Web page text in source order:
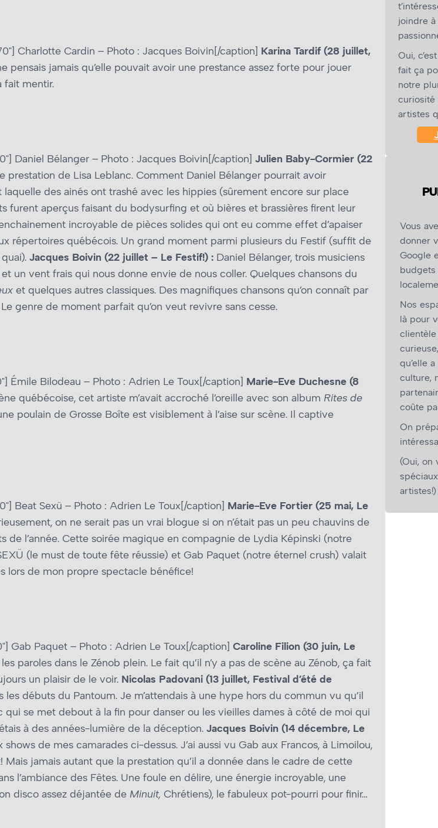
Charlotte Cardin – Photo : Jacques Boivin[/caption] Karina Tardif (28 juillet,
pensais jamais qu’elle pouvait avoir une prestance assez forte pour jouer
fait mentir.
Daniel Bélanger – Photo : Jacques Boivin[/caption] Julien Baby-Cormier (22
prestation de Lisa Leblanc. Comment Daniel Bélanger pourrait avoir
des ainés ont trashé avec les hippies (sûrement encore sur place
furent aperçus faisant du bodysurfing et où bières et brassières firent leur
incroyable de pièces solides qui ont eu comme effet d’apaiser
répertoires québécois. Un grand moment parmi plusieurs du Festif (suffit de
Jacques Boivin (22 juillet – Le Festif!) : Daniel Bélanger, trois musiciens
un vent frais qui nous donne envie de nous coller. Quelques chansons du
et quelques autres classiques. Des magnifiques chansons qu’on connaît par
genre de moment parfait qu’on veut revivre sans cesse.
Émile Bilodeau – Photo : Adrien Le Toux[/caption] Marie-Eve Duchesne (8
québécoise, cet artiste m’avait accroché l’oreille avec son album Rites de
poulain de Grosse Boîte est visiblement à l’aise sur scène. Il captive
Beat Sexü – Photo : Adrien Le Toux[/caption] Marie-Eve Fortier (25 mai, Le
on ne serait pas un vrai blogue si on n’était pas un peu chauvins de
l’année. Cette soirée magique en compagnie de Lydia Képinski (notre
(le must de toute fête réussie) et Gab Paquet (notre éternel crush) valait
lors de mon propre spectacle bénéfice!
Gab Paquet – Photo : Adrien Le Toux[/caption] Caroline Filion (30 juin, Le
paroles dans le Zénob plein. Le fait qu’il n’y a pas de scène au Zénob, ça fait
un plaisir de le voir. Nicolas Padovani (13 juillet, Festival d’été de
débuts du Pantoum. Je m’attendais à une hype hors du commun vu qu’il
se met debout à la fin pour danser ou les vieilles dames à côté de moi qui
à des années-lumière de la déception. Jacques Boivin (14 décembre, Le
shows de mes camarades ci-dessus. J’ai aussi vu Gab aux Francos, à Limoilou,
jamais autant que la prestation qu’il a donnée dans le cadre de cette
l’ambiance des Fêtes. Une foule en délire, une énergie incroyable, une
disco assez déjantée de Minuit, Chrétiens), le fabuleux pot-pourri pour finir…
joindre
Oui,
fait ça
notre
curiosité
artistes
Vous
donner
Google
Nos
là pour
clientèle
qu’elle
culture,
coûte
On
(Oui, on
artistes!)